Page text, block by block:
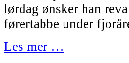
lørdag ønsker han
førertabbe under
Les mer …